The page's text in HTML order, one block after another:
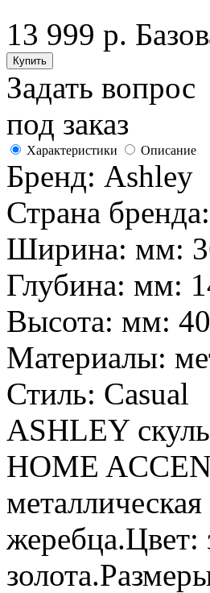
13 999 р.
Задать вопрос
под заказ
Характеристики Описание
Бренд: Ashley
Страна бренда:
Ширина: мм:
Глубина: мм:
Высота: мм:
Материалы:
Стиль: Casual
ASHLEY
HOME
жеребца.Цвет: